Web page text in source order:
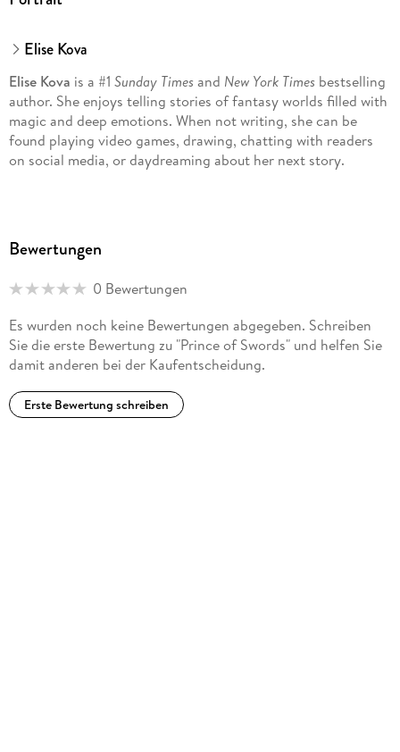
Elise Kova
Elise Kova is a #1 Sunday Times and New York Times bestselling
author. She enjoys telling stories of fantasy worlds filled with
magic and deep emotions. When not writing, she can be
found playing video games, drawing, chatting with readers
on social media, or daydreaming about her next story.
Bewertungen
0 Bewertungen
Es wurden noch keine Bewertungen abgegeben. Schreiben
Sie die erste Bewertung zu "Prince of Swords" und helfen Sie
damit anderen bei der Kaufentscheidung.
Erste Bewertung schreiben